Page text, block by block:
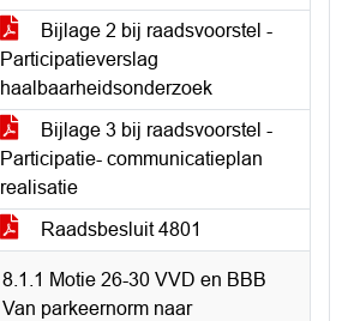
Bijlage 2 bij raadsvoorstel -
Participatieverslag
haalbaarheidsonderzoek
Bijlage 3 bij raadsvoorstel -
Participatie- communicatieplan
realisatie
Raadsbesluit 4801
8.1.1 Motie 26-30 VVD en BBB
Van parkeernorm naar